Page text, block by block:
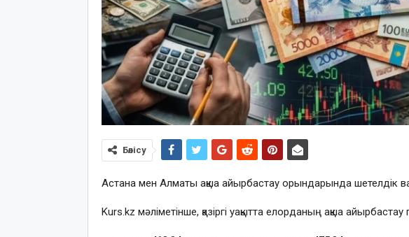
Бөлісу
Астана мен Алматы ақша айырбастау орындарында шетелдік
Kurs.kz мәліметінше, қазіргі уақытта елорданың ақша айырбастау